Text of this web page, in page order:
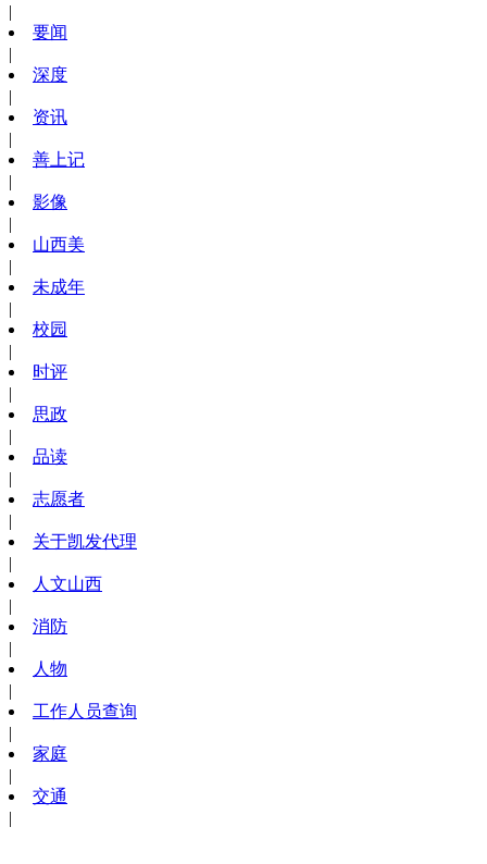
|
要闻
|
深度
|
资讯
|
善上记
|
影像
|
山西美
|
未成年
|
校园
|
时评
|
思政
|
品读
|
志愿者
|
关于凯发代理
|
人文山西
|
消防
|
人物
|
工作人员查询
|
家庭
|
交通
|